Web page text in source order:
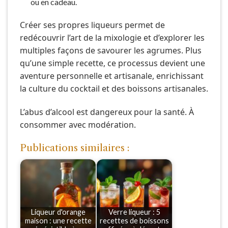
Créer ses propres liqueurs permet de
redécouvrir l’art de la mixologie et d’explorer les
multiples façons de savourer les agrumes. Plus
qu’une simple recette, ce processus devient une
aventure personnelle et artisanale, enrichissant
la culture du cocktail et des boissons artisanales.
L’abus d’alcool est dangereux pour la santé. À
consommer avec modération.
Publications similaires :
Liqueur d'orange
maison : une recette
Verre liqueur : 5
recettes de boissons